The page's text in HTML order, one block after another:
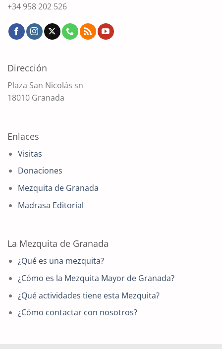
+34 958 202 526
Dirección
Plaza San Nicolás sn
18010 Granada
Enlaces
Visitas
Donaciones
Mezquita de Granada
Madrasa Editorial
La Mezquita de Granada
¿Qué es una mezquita?
¿Cómo es la Mezquita Mayor de Granada?
¿Qué actividades tiene esta Mezquita?
¿Cómo contactar con nosotros?